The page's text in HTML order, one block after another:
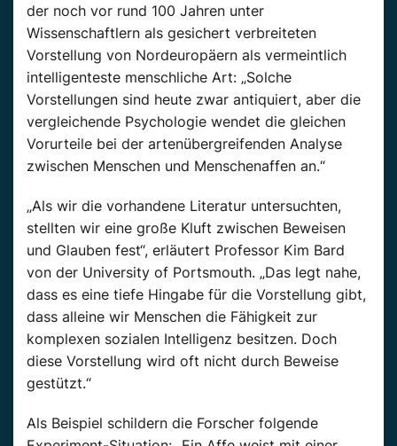
der noch vor rund 100 Jahren unter
Wissenschaftlern als gesichert verbreiteten
Vorstellung von Nordeuropäern als vermeintlich
intelligenteste menschliche Art: „Solche
Vorstellungen sind heute zwar antiquiert, aber die
vergleichende Psychologie wendet die gleichen
Vorurteile bei der artenübergreifenden Analyse
zwischen Menschen und Menschenaffen an.“
„Als wir die vorhandene Literatur untersuchten,
stellten wir eine große Kluft zwischen Beweisen
und Glauben fest“, erläutert Professor Kim Bard
von der University of Portsmouth. „Das legt nahe,
dass es eine tiefe Hingabe für die Vorstellung gibt,
dass alleine wir Menschen die Fähigkeit zur
komplexen sozialen Intelligenz besitzen. Doch
diese Vorstellung wird oft nicht durch Beweise
gestützt.“
Als Beispiel schildern die Forscher folgende